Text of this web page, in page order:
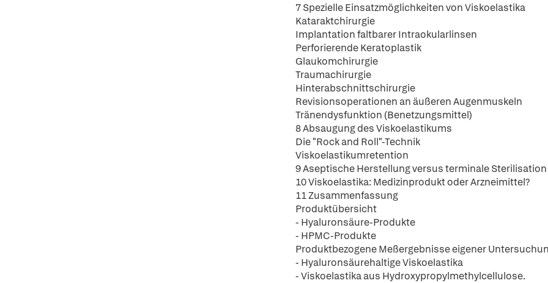
7 Spezielle Einsatzmöglichkeiten von Viskoelastika
Kataraktchirurgie
Implantation faltbarer Intraokularlinsen
Perforierende Keratoplastik
Glaukomchirurgie
Traumachirurgie
Hinterabschnittschirurgie
Revisionsoperationen an äußeren Augenmuskeln
Tränendysfunktion (Benetzungsmittel)
8 Absaugung des Viskoelastikums
Die "Rock and Roll"-Technik
Viskoelastikumretention
9 Aseptische Herstellung versus terminale Sterilisation
10 Viskoelastika: Medizinprodukt oder Arzneimittel?
11 Zusammenfassung
Produktübersicht
- Hyaluronsäure-Produkte
- HPMC-Produkte
Produktbezogene Meßergebnisse eigener
- Hyaluronsäurehaltige Viskoelastika
- Viskoelastika aus Hydroxypropylmethylcellulose.